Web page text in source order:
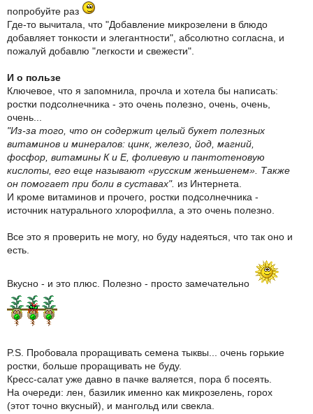
попробуйте раз
Где-то вычитала, что "Добавление микрозелени в блюдо
добавляет тонкости и элегантности", абсолютно согласна, и
пожалуй добавлю "легкости и свежести".
И о пользе
Ключевое, что я запомнила, прочла и хотела бы написать:
ростки подсолнечника - это очень полезно, очень, очень,
очень...
"Из-за того, что он содержит целый букет полезных
витаминов и минералов: цинк, железо, йод, магний,
фосфор, витамины К и Е, фолиевую и пантотеновую
кислоты, его еще называют «русским женьшенем». Также
он помогает при боли в суставах". из Интернета.
И кроме витаминов и прочего, ростки подсолнечника -
источник натурального хлорофилла, а это очень полезно.
Все это я проверить не могу, но буду надеяться, что так оно и
есть.
Вкусно - и это плюс. Полезно - просто замечательно
P.S. Пробовала проращивать семена тыквы... очень горькие
ростки, больше проращивать не буду.
Кресс-салат уже давно в пачке валяется, пора б посеять.
На очереди: лен, базилик именно как микрозелень, горох
(этот точно вкусный), и мангольд или свекла.